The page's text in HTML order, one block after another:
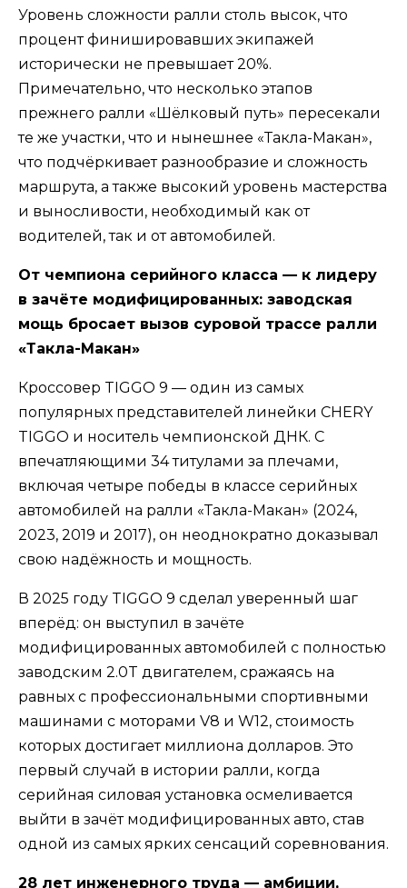
Уровень сложности ралли столь высок, что
процент финишировавших экипажей
исторически не превышает 20%.
Примечательно, что несколько этапов
прежнего ралли «Шёлковый путь» пересекали
те же участки, что и нынешнее «Такла-Макан»,
что подчёркивает разнообразие и сложность
маршрута, а также высокий уровень мастерства
и выносливости, необходимый как от
водителей, так и от автомобилей.
От чемпиона серийного класса — к лидеру
в зачёте модифицированных: заводская
мощь бросает вызов суровой трассе ралли
«Такла-Макан»
Кроссовер TIGGO 9 — один из самых
популярных представителей линейки CHERY
TIGGO и носитель чемпионской ДНК. С
впечатляющими 34 титулами за плечами,
включая четыре победы в классе серийных
автомобилей на ралли «Такла-Макан» (2024,
2023, 2019 и 2017), он неоднократно доказывал
свою надёжность и мощность.
В 2025 году TIGGO 9 сделал уверенный шаг
вперёд: он выступил в зачёте
модифицированных автомобилей с полностью
заводским 2.0T двигателем, сражаясь на
равных с профессиональными спортивными
машинами с моторами V8 и W12, стоимость
которых достигает миллиона долларов. Это
первый случай в истории ралли, когда
серийная силовая установка осмеливается
выйти в зачёт модифицированных авто, став
одной из самых ярких сенсаций соревнования.
28 лет инженерного труда — амбиции,